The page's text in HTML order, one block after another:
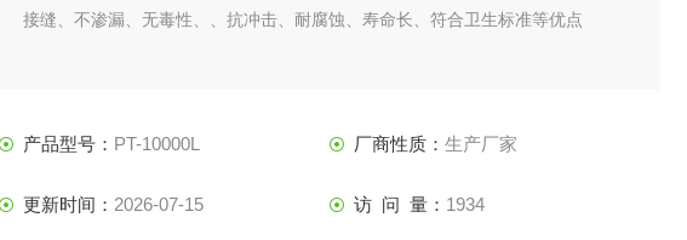
接缝、不渗漏、无毒性、、抗冲击、耐腐蚀、寿命长、符合卫生标准等优点
产品型号： PT-10000L 厂商性质： 生产厂家
更新时间： 2026-07-15 访 问 量： 1934